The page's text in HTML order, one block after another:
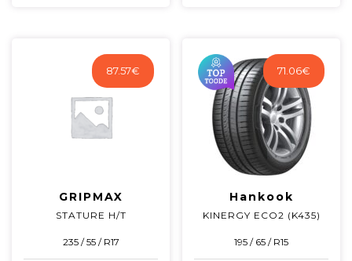
87.57€
GRIPMAX
STATURE H/T
235 / 55 / R17
71.06€
Hankook
KINERGY ECO2 (K435)
195 / 65 / R15